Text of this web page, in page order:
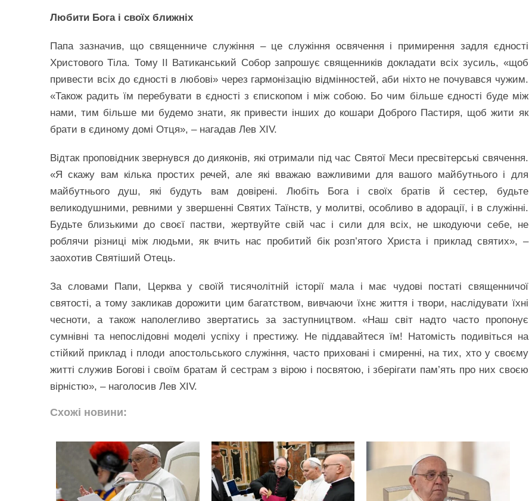
Любити Бога і своїх ближніх
Папа зазначив, що священниче служіння – це служіння освячення і примирення задля єдності
Христового Тіла. Тому ІІ Ватиканський Собор запрошує священників докладати всіх зусиль, «щоб
привести всіх до єдності в любові» через гармонізацію відмінностей, аби ніхто не почувався чужим.
«Також радить їм перебувати в єдності з єпископом і між собою. Бо чим більше єдності буде між
нами, тим більше ми будемо знати, як привести інших до кошари Доброго Пастиря, щоб жити як
брати в єдиному домі Отця», – нагадав Лев XIV.
Відтак проповідник звернувся до дияконів, які отримали під час Святої Меси пресвітерські свячення.
«Я скажу вам кілька простих речей, але які вважаю важливими для вашого майбутнього і для
майбутнього душ, які будуть вам довірені. Любіть Бога і своїх братів й сестер, будьте
великодушними, ревними у звершенні Святих Таїнств, у молитві, особливо в адорації, і в служінні.
Будьте близькими до своєї пастви, жертвуйте свій час і сили для всіх, не шкодуючи себе, не
роблячи різниці між людьми, як вчить нас пробитий бік розп’ятого Христа і приклад святих», –
заохотив Святіший Отець.
За словами Папи, Церква у своїй тисячолітній історії мала і має чудові постаті священничої
святості, а тому закликав дорожити цим багатством, вивчаючи їхнє життя і твори, наслідувати їхні
чесноти, а також наполегливо звертатись за заступництвом. «Наш світ надто часто пропонує
сумнівні та непослідовні моделі успіху і престижу. Не піддавайтеся їм! Натомість подивіться на
стійкий приклад і плоди апостольського служіння, часто приховані і смиренні, на тих, хто у своєму
житті служив Богові і своїм братам й сестрам з вірою і посвятою, і зберігати пам’ять про них своєю
вірністю», – наголосив Лев XIV.
Схожі новини: